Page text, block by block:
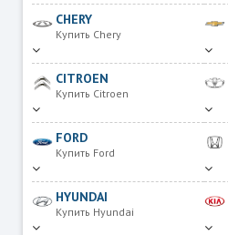
CHERY
Купить Chery
CITROEN
Купить Citroen
FORD
Купить Ford
HYUNDAI
Купить Hyundai